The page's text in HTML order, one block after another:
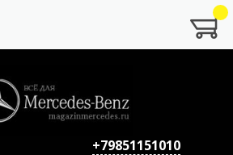
+79851151010